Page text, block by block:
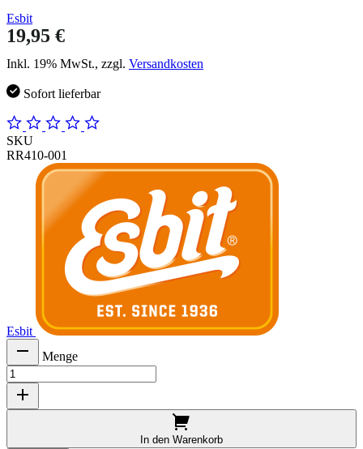
Esbit
19,95 €
Inkl. 19% MwSt., zzgl. Versandkosten
Sofort lieferbar
SKU
RR410-001
Esbit
Menge
In den Warenkorb